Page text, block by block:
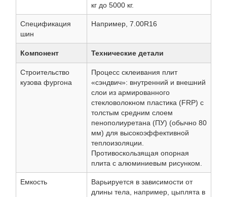
кг до 5000 кг.
Спецификация
шин
Например, 7.00R16
Компонент Технические детали
Строительство
кузова фургона
Процесс склеивания плит
«сэндвич»: внутренний и внешний
слои из армированного
стекловолокном пластика (FRP) с
толстым средним слоем
пенополиуретана (ПУ) (обычно 80
мм) для высокоэффективной
теплоизоляции.
Противоскользящая опорная
плита с алюминиевым рисунком.
Емкость
Варьируется в зависимости от
длины тела, например, цыплята в